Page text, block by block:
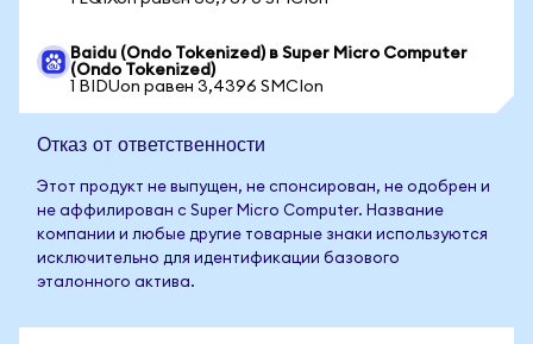
Baidu (Ondo Tokenized) в Super Micro Computer
(Ondo Tokenized)
1 BIDUon равен 3,4396 SMCIon
Отказ от ответственности
Этот продукт не выпущен, не спонсирован, не одобрен и
не аффилирован с Super Micro Computer. Название
компании и любые другие товарные знаки используются
исключительно для идентификации базового
эталонного актива.